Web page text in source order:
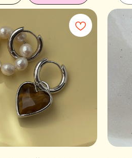
ИНТЕРНЕТ-